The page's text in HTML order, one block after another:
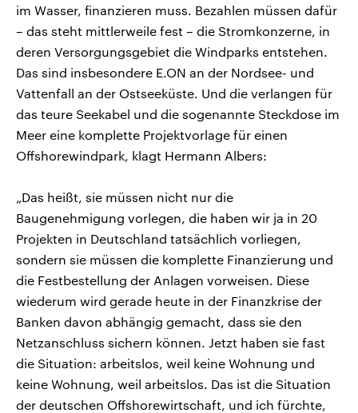
im Wasser, finanzieren muss. Bezahlen müssen dafür
– das steht mittlerweile fest – die Stromkonzerne, in
deren Versorgungsgebiet die Windparks entstehen.
Das sind insbesondere E.ON an der Nordsee- und
Vattenfall an der Ostseeküste. Und die verlangen für
das teure Seekabel und die sogenannte Steckdose im
Meer eine komplette Projektvorlage für einen
Offshorewindpark, klagt Hermann Albers:
„Das heißt, sie müssen nicht nur die
Baugenehmigung vorlegen, die haben wir ja in 20
Projekten in Deutschland tatsächlich vorliegen,
sondern sie müssen die komplette Finanzierung und
die Festbestellung der Anlagen vorweisen. Diese
wiederum wird gerade heute in der Finanzkrise der
Banken davon abhängig gemacht, dass sie den
Netzanschluss sichern können. Jetzt haben sie fast
die Situation: arbeitslos, weil keine Wohnung und
keine Wohnung, weil arbeitslos. Das ist die Situation
der deutschen Offshorewirtschaft, und ich fürchte,